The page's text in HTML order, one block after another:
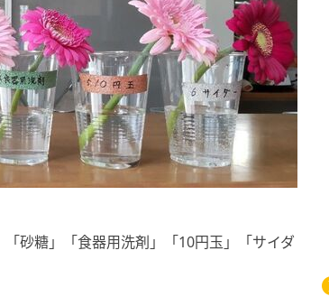
砂糖」「食器用洗剤」「10円玉」「サイダ